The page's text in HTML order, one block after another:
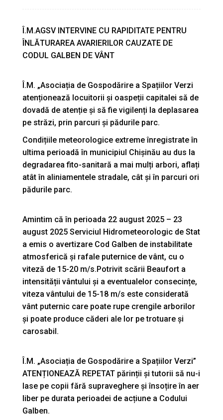
Î.M.AGSV INTERVINE CU RAPIDITATE PENTRU
ÎNLĂTURAREA AVARIERILOR CAUZATE DE
CODUL GALBEN DE VÂNT
Î.M. „Asociația de Gospodărire a Spațiilor Verzi
atenționează locuitorii și oaspeții capitalei să de
dovadă de atenție și să fie vigilenți la deplasarea
pe străzi, prin parcuri și pădurile parc.
Condițiile meteorologice extreme înregistrate în
ultima perioadă în municipiul Chișinău au dus la
degradarea fito-sanitară a mai mulți arbori, aflați
atât în aliniamentele stradale, cât și în parcuri ori
pădurile parc.
Amintim că în perioada 22 august 2025 – 23
august 2025 Serviciul Hidrometeorologic de Stat
a emis o avertizare Cod Galben de instabilitate
atmosferică și rafale puternice de vânt, cu o
viteză de 15-20 m/s.Potrivit scării Beaufort a
intensității vântului și a eventualelor consecințe,
viteza vântului de 15-18 m/s este considerată
vânt puternic care poate rupe crengile arborilor
și poate produce căderi ale lor pe trotuare și
carosabil.
Î.M. „Asociația de Gospodărire a Spațiilor Verzi”
ATENȚIONEAZĂ REPETAT părinții și tutorii să nu-i
lase pe copii fără supraveghere și însoțire în aer
liber pe durata perioadei de acțiune a Codului
Galben.